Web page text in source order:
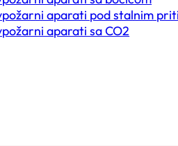
aparati pod stalnim
aparati sa CO2